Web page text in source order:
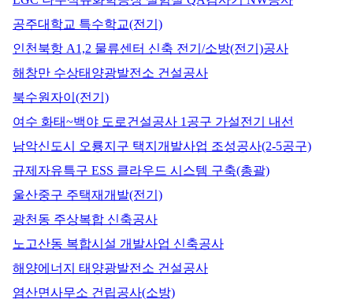
공주대학교 특수학교(전기)
인천북항 A1,2 물류센터 신축 전기/소방(전기)공사
해창만 수상태양광발전소 건설공사
북수원자이(전기)
여수 화태~백야 도로건설공사 1공구 가설전기 내선
남악신도시 오룡지구 택지개발사업 조성공사(2-5공구)
규제자유특구 ESS 클라우드 시스템 구축(총괄)
울산중구 주택재개발(전기)
광천동 주상복합 신축공사
노고산동 복합시설 개발사업 신축공사
해양에너지 태양광발전소 건설공사
염산면사무소 건립공사(소방)